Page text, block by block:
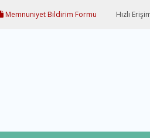
Memnuniyet Bildirim Formu Hızlı